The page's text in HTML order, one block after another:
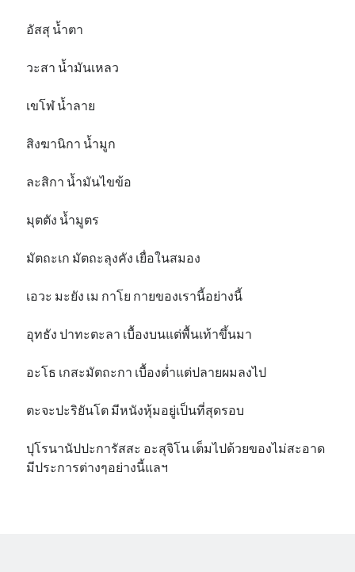
อัสสุ น้ำตา
วะสา น้ำมันเหลว
เขโฬ น้ำลาย
สิงฆานิกา น้ำมูก
ละสิกา น้ำมันไขข้อ
มุตตัง น้ำมูตร
มัตถะเก มัตถะลุงคัง เยื่อในสมอง
เอวะ มะยัง เม กาโย กายของเรานี้อย่างนี้
อุทธัง ปาทะตะลา เบื้องบนแต่พื้นเท้าขึ้นมา
อะโธ เกสะมัตถะกา เบื้องต่ำแต่ปลายผมลงไป
ตะจะปะริยันโต มีหนังหุ้มอยู่เป็นที่สุดรอบ
ปุโรนานัปปะการัสสะ อะสุจิโน เต็มไปด้วยของไม่สะอาด
มีประการต่างๆอย่างนี้แลฯ